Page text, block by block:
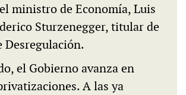
ministro de Economía, Luis
Sturzenegger, titular de
Desregulación.
el Gobierno avanza en
A las ya